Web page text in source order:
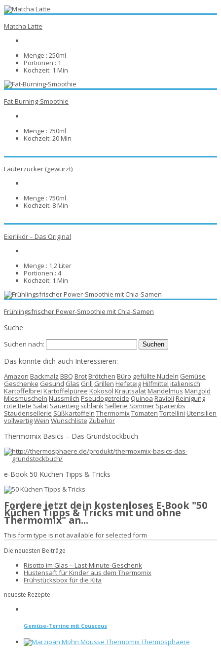
Matcha Latte
Menge : 250ml
Portionen : 1
Kochzeit: 1 Min
Fat-Burning-Smoothie
Menge : 750ml
Kochzeit: 20 Min
Läuterzucker (gewürzt)
Menge : 750ml
Kochzeit: 8 Min
Eierlikör – Das Original
Menge : 1,2 Liter
Portionen : 4
Kochzeit: 1 Min
Frühlingsfrischer Power-Smoothie mit Chia-Samen
Suche
Suchen nach:
Das könnte dich auch Interessieren:
Amazon Backmalz BBQ BrotBrötchen Büro gefüllte Nudeln Gemüse
Geschenke Gesund Glas Grill Grillen HefeteigHilfmittel italienisch
Kartoffelbrei Kartoffelpüree Kokosöl KrautsalatMandelmus Mangold
Miesmuscheln Nussmilch Pseudogetreide Quinoa Ravioli Reinigung
rote Bete Salat Sauerteig schlank Sellerie Sommer Spareribs
Staudensellerie Süßkartoffeln Thermomix Tomaten Tortellini Utensilien
vollwertigWein Wunschliste Zubehör
Thermomix Basics – Das Grundstockbuch
e-Book 50 Küchen Tipps & Tricks
Fordere jetzt dein kostenloses E-Book "50
Küchen Tipps & Tricks mit und ohne
Thermomix" an...
This form type is not available for selected form
Die neuesten Beiträge
Risotto im Glas – Last-Minute-Geschenk
Hustensaft für Kinder aus dem Thermomix
Frühstücksbox für die Kita
neueste Rezepte
Gemüse-Terrine mit Couscous